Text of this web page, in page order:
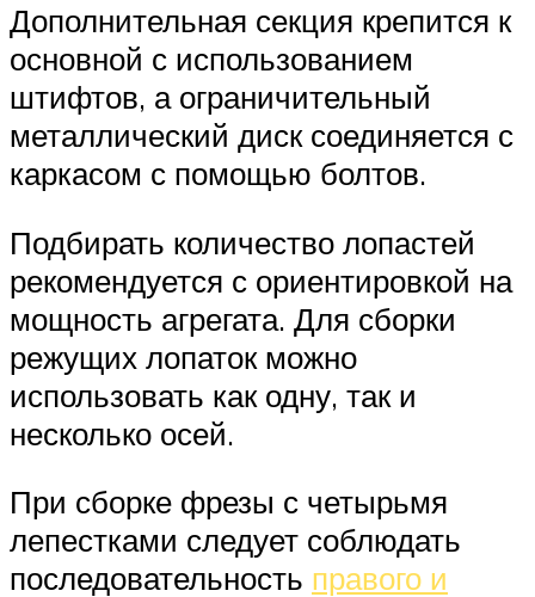
Дополнительная секция крепится к
основной с использованием
штифтов, а ограничительный
металлический диск соединяется с
каркасом с помощью болтов.
Подбирать количество лопастей
рекомендуется с ориентировкой на
мощность агрегата. Для сборки
режущих лопаток можно
использовать как одну, так и
несколько осей.
При сборке фрезы с четырьмя
лепестками следует соблюдать
последовательность правого и